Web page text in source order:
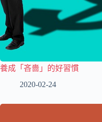
養成「吝嗇」的好習慣
2020-02-24